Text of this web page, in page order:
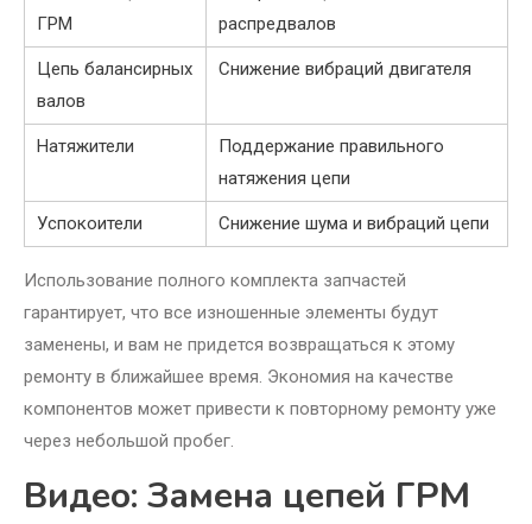
ГРМ
распредвалов
Цепь балансирных
валов
Снижение вибраций двигателя
Натяжители
Поддержание правильного
натяжения цепи
Успокоители Снижение шума и вибраций цепи
Использование полного комплекта запчастей
гарантирует, что все изношенные элементы будут
заменены, и вам не придется возвращаться к этому
ремонту в ближайшее время. Экономия на качестве
компонентов может привести к повторному ремонту уже
через небольшой пробег.
Видео: Замена цепей ГРМ